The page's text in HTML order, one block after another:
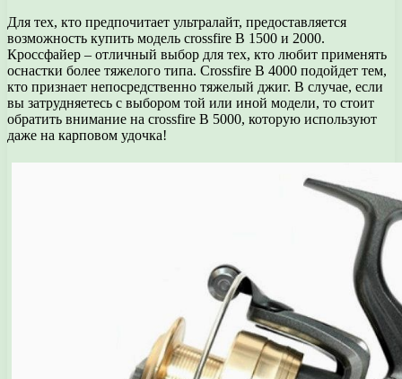
Для тех, кто предпочитает ультралайт, предоставляется
возможность купить модель crossfire B 1500 и 2000.
Кроссфайер – отличный выбор для тех, кто любит применять
оснастки более тяжелого типа. Crossfire B 4000 подойдет тем,
кто признает непосредственно тяжелый джиг. В случае, если
вы затрудняетесь с выбором той или иной модели, то стоит
обратить внимание на crossfire B 5000, которую используют
даже на карповом удочка!